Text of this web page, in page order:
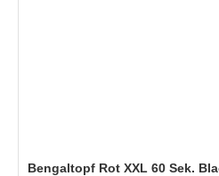
Bengaltopf Rot XXL 60 Sek.